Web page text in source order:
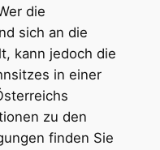
die
sich an die
kann jedoch die
in einer
zu den
finden Sie